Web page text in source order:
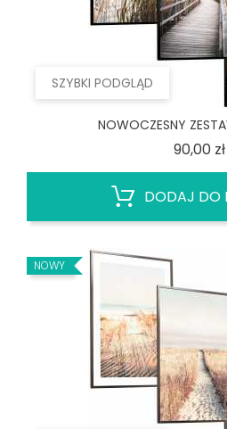
SZYBKI PODGLĄD
NOWOCZESNY
90,00 zł
DODAJ DO
NOWY